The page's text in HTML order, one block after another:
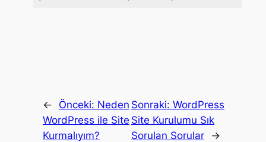
← Önceki: Neden
WordPress ile Site
Kurmalıyım?
Sonraki: WordPress
Site Kurulumu Sık
Sorulan Sorular
→